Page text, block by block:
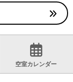
空室カレンダー